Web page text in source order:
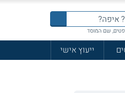
שם המוסד
ייעוץ אישי